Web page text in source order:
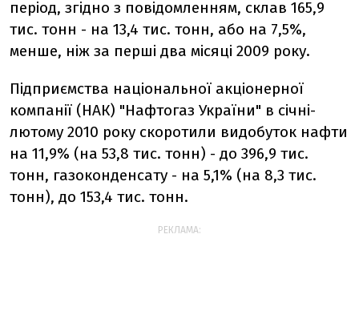
період, згідно з повідомленням, склав 165,9
тис. тонн - на 13,4 тис. тонн, або на 7,5%,
менше, ніж за перші два місяці 2009 року.
Підприємства національної акціонерної
компанії (НАК) "Нафтогаз України" в січні-
лютому 2010 року скоротили видобуток нафти
на 11,9% (на 53,8 тис. тонн) - до 396,9 тис.
тонн, газоконденсату - на 5,1% (на 8,3 тис.
тонн), до 153,4 тис. тонн.
РЕКЛАМА: